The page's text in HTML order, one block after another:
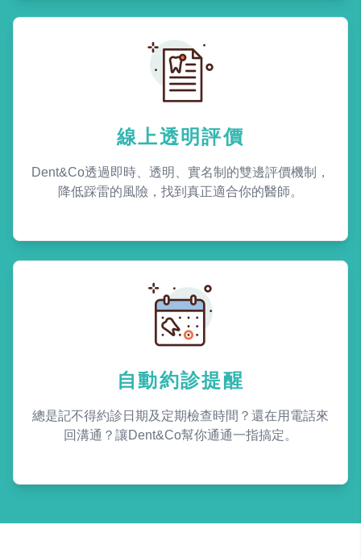
線上透明評價
Dent&Co透過即時、透明、實名制的雙邊評價機制，
降低踩雷的風險，找到真正適合你的醫師。
自動約診提醒
總是記不得約診日期及定期檢查時間？還在用電話來
回溝通？讓Dent&Co幫你通通一指搞定。